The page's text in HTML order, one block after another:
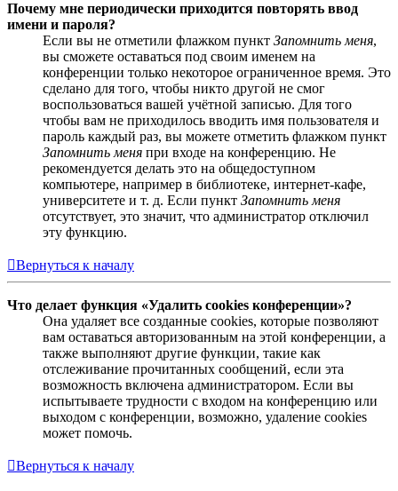
Почему мне периодически приходится повторять ввод
имени и пароля?
Если вы не отметили флажком пункт Запомнить меня,
вы сможете оставаться под своим именем на
конференции только некоторое ограниченное время. Это
сделано для того, чтобы никто другой не смог
воспользоваться вашей учётной записью. Для того
чтобы вам не приходилось вводить имя пользователя и
пароль каждый раз, вы можете отметить флажком пункт
Запомнить меня при входе на конференцию. Не
рекомендуется делать это на общедоступном
компьютере, например в библиотеке, интернет-кафе,
университете и т. д. Если пункт Запомнить меня
отсутствует, это значит, что администратор отключил
эту функцию.
Вернуться к началу
Что делает функция «Удалить cookies конференции»?
Она удаляет все созданные cookies, которые позволяют
вам оставаться авторизованным на этой конференции, а
также выполняют другие функции, такие как
отслеживание прочитанных сообщений, если эта
возможность включена администратором. Если вы
испытываете трудности с входом на конференцию или
выходом с конференции, возможно, удаление cookies
может помочь.
Вернуться к началу